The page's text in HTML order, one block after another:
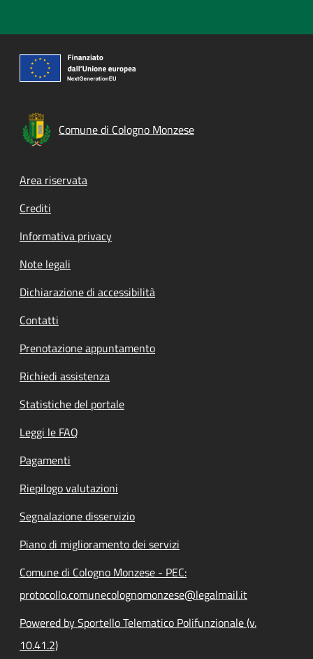
Comune di Cologno Monzese
Footer menu
Area riservata
Crediti
Informativa privacy
Note legali
Dichiarazione di accessibilità
Contatti
Prenotazione appuntamento
Richiedi assistenza
Statistiche del portale
Leggi le FAQ
Pagamenti
Riepilogo valutazioni
Segnalazione disservizio
Piano di miglioramento dei servizi
Comune di Cologno Monzese - PEC:
protocollo.comunecolognomonzese@legalmail.it
Powered by Sportello Telematico Polifunzionale (v.
10.41.2)